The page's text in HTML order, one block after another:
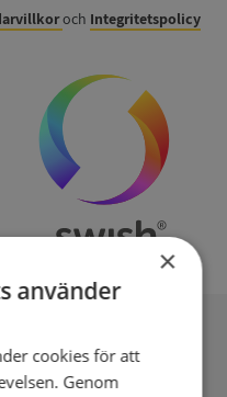
och Integritetspolicy
×
använder
cookies för att
Genom